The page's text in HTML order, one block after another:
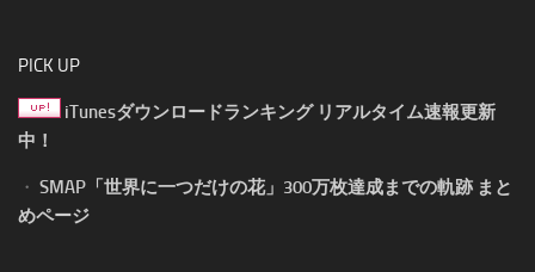
PICK UP
iTunesダウンロードランキング リアルタイム速報更新
中！
・ SMAP「世界に一つだけの花」300万枚達成までの軌跡 まと
めページ